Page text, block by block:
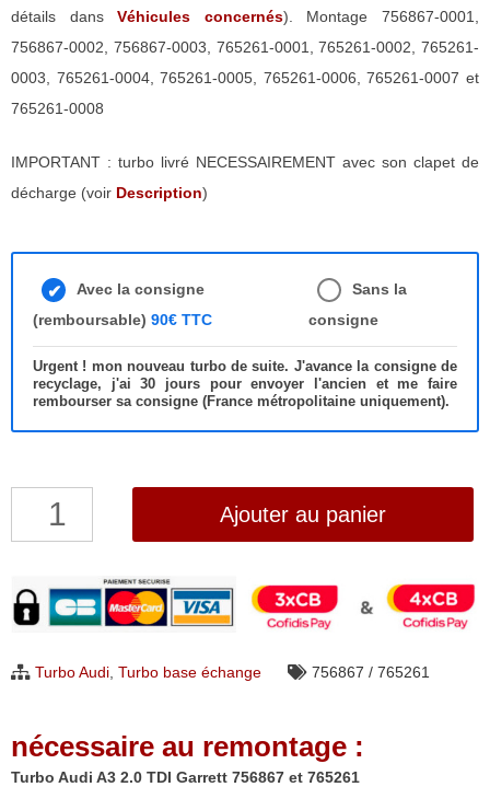
détails dansVéhicules concernés). Montage 756867-0001,
756867-0002, 756867-0003, 765261-0001, 765261-0002, 765261-
0003, 765261-0004, 765261-0005, 765261-0006, 765261-0007 et
765261-0008
IMPORTANT : turbo livré NECESSAIREMENT avec son clapet de
décharge (voir Description)
Avec la consigne
(remboursable) 90€ TTC
Sans la
consigne
Urgent ! mon nouveau turbo de suite. J'avance la consigne de
recyclage, j'ai 30 jours pour envoyer l'ancien et me faire
rembourser sa consigne (France métropolitaine uniquement).
quantité
Audi
A3
TDI
756867
et
Ajouter au panier
Turbo Audi, Turbo base échange 756867 / 765261
nécessaire au remontage :
Turbo Audi A3 2.0 TDI Garrett 756867 et 765261